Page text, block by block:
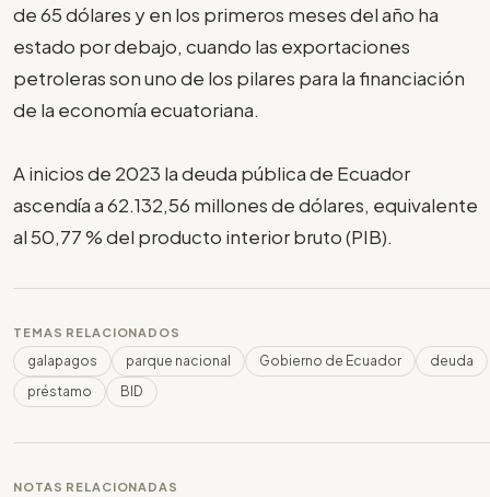
de 65 dólares y en los primeros meses del año ha
estado por debajo, cuando las exportaciones
petroleras son uno de los pilares para la financiación
de la economía ecuatoriana.
A inicios de 2023 la deuda pública de Ecuador
ascendía a 62.132,56 millones de dólares, equivalente
al 50,77 % del producto interior bruto (PIB).
TEMAS RELACIONADOS
galapagos parque nacional Gobierno de Ecuador
deuda
préstamo
BID
NOTAS RELACIONADAS